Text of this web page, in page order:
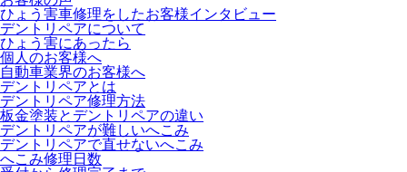
ひょう害車修理をしたお客様インタビュー
デントリペアについて
ひょう害にあったら
個人のお客様へ
自動車業界のお客様へ
デントリペアとは
デントリペア修理方法
板金塗装とデントリペアの違い
デントリペアが難しいへこみ
デントリペアで直せないへこみ
へこみ修理日数